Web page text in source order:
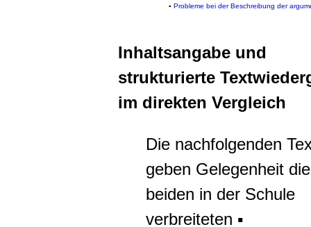
▪ Probleme bei der Beschreibung der
Inhaltsangabe und
strukturierte
im direkten Vergleich
Die nachfolgenden
geben Gelegenheit die
beiden in der Schule
verbreiteten ▪